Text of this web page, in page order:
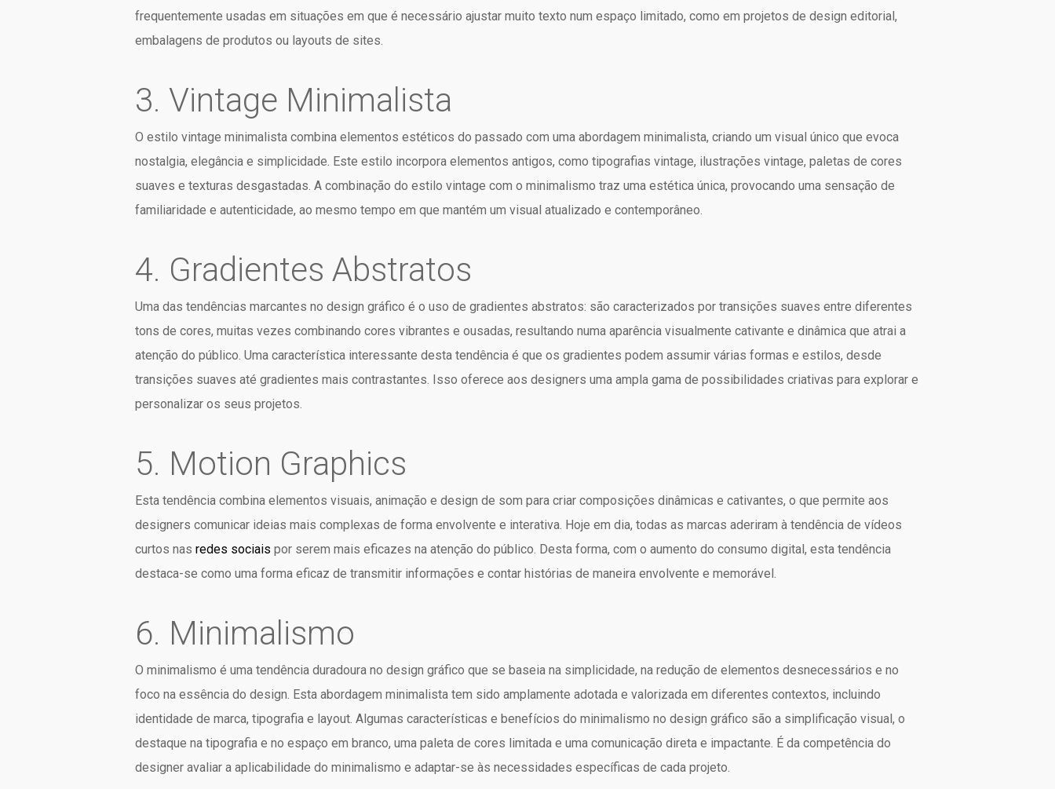
frequentemente usadas em situações em que é necessário ajustar muito texto num espaço limitado, como em projetos de design editorial,
embalagens de produtos ou layouts de sites.
3. Vintage Minimalista
O estilo vintage minimalista combina elementos estéticos do passado com uma abordagem minimalista, criando um visual único que evoca
nostalgia, elegância e simplicidade. Este estilo incorpora elementos antigos, como tipografias vintage, ilustrações vintage, paletas de cores
suaves e texturas desgastadas. A combinação do estilo vintage com o minimalismo traz uma estética única, provocando uma sensação de
familiaridade e autenticidade, ao mesmo tempo em que mantém um visual atualizado e contemporâneo.
4. Gradientes Abstratos
Uma das tendências marcantes no design gráfico é o uso de gradientes abstratos: são caracterizados por transições suaves entre diferentes
tons de cores, muitas vezes combinando cores vibrantes e ousadas, resultando numa aparência visualmente cativante e dinâmica que atrai a
atenção do público. Uma característica interessante desta tendência é que os gradientes podem assumir várias formas e estilos, desde
transições suaves até gradientes mais contrastantes. Isso oferece aos designers uma ampla gama de possibilidades criativas para explorar e
personalizar os seus projetos.
5. Motion Graphics
Esta tendência combina elementos visuais, animação e design de som para criar composições dinâmicas e cativantes, o que permite aos
designers comunicar ideias mais complexas de forma envolvente e interativa. Hoje em dia, todas as marcas aderiram à tendência de vídeos
curtos nas redes sociais por serem mais eficazes na atenção do público. Desta forma, com o aumento do consumo digital, esta tendência
destaca-se como uma forma eficaz de transmitir informações e contar histórias de maneira envolvente e memorável.
6. Minimalismo
O minimalismo é uma tendência duradoura no design gráfico que se baseia na simplicidade, na redução de elementos desnecessários e no
foco na essência do design. Esta abordagem minimalista tem sido amplamente adotada e valorizada em diferentes contextos, incluindo
identidade de marca, tipografia e layout. Algumas características e benefícios do minimalismo no design gráfico são a simplificação visual, o
destaque na tipografia e no espaço em branco, uma paleta de cores limitada e uma comunicação direta e impactante. É da competência do
designer avaliar a aplicabilidade do minimalismo e adaptar-se às necessidades específicas de cada projeto.